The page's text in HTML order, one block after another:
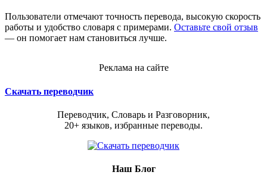
Пользователи отмечают точность перевода, высокую скорость
работы и удобство словаря с примерами. Оставьте свой отзыв
— он помогает нам становиться лучше.
Реклама на сайте
Скачать переводчик
Переводчик, Словарь и Разговорник,
20+ языков, избранные переводы.
Наш Блог